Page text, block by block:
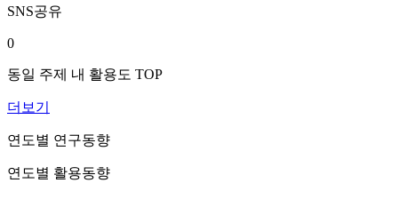
SNS공유
0
동일 주제 내 활용도 TOP
더보기
연도별 연구동향
연도별 활용동향